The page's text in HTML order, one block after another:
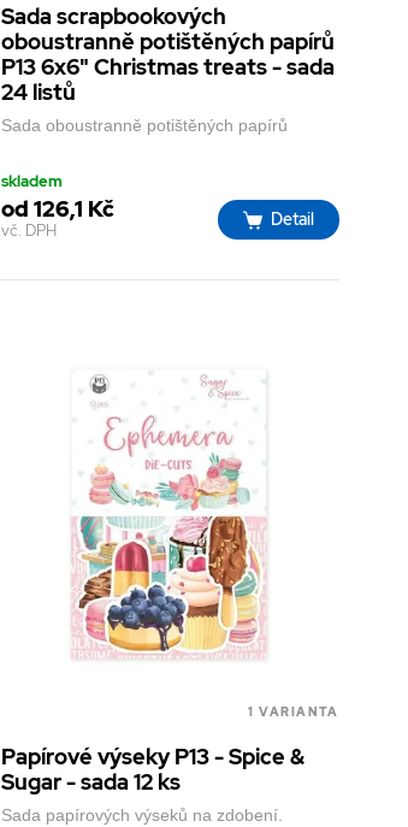
Sada scrapbookových
oboustranně potištěných papírů
P13 6x6" Christmas treats - sada
24 listů
Sada oboustranně potištěných papírů
skladem
od 126,1 Kč
vč. DPH Detail
1 VARIANTA
Papírové výseky P13 - Spice &
Sugar - sada 12 ks
Sada papírových výseků na zdobení.